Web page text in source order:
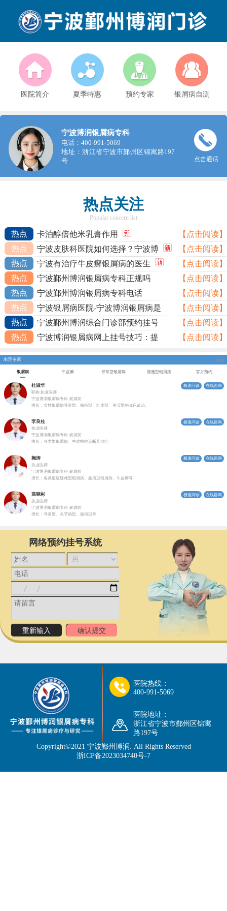
医院简介 夏季特惠 预约专家 银屑病自测
宁波博润银屑病专科
电话：400-991-5069
地址：浙江省宁波市鄞州区锦寓路197
号
点击通话
热点关注
Popular concern list
热点 卡泊醇倍他米乳膏作用
【点击阅读】
热点
宁波皮肤科医院如何选择？宁波博
【点击阅读】
热点
宁波有治疗牛皮癣银屑病的医生
【点击阅读】
热点
宁波鄞州博润银屑病专科正规吗
【点击阅读】
热点
宁波鄞州博润银屑病专科电话
【点击阅读】
热点
宁波银屑病医院-宁波博润银屑病是
【点击阅读】
热点
宁波鄞州博润综合门诊部预约挂号
【点击阅读】
热点
宁波博润银屑病网上挂号技巧：提 【点击阅读】
本院专家 全部
银屑病 牛皮癣 寻常型银屑病 脓胞型银屑病 官方预约
杜淑华
职称:执业医师
宁波博润银屑病专科 银屑病
擅长：女性银屑病寻常型、脓疱型、红皮型、关节型的临床诊治。
极速问诊 在线咨询
李良桂
执业医师
宁波博润银屑病专科 银屑病
擅长：各类型银屑病、牛皮癣的诊断及治疗
极速问诊 在线咨询
梅涛
执业医师
宁波博润银屑病专科 银屑病
擅长：各类重症疑难型银屑病、脓疱型银屑病、牛皮癣等
极速问诊 在线咨询
高晓彬
执业医师
宁波博润银屑病专科 银屑病
擅长：寻常型、关节病型、脓疱型等
极速问诊 在线咨询
网络预约挂号系统
医院热线：
400-991-5069
医院地址：
浙江省宁波市鄞州区锦寓
路197号
Copyright©2021 宁波鄞州博润 . All Rights Reserved
浙ICP备2023034740号-7